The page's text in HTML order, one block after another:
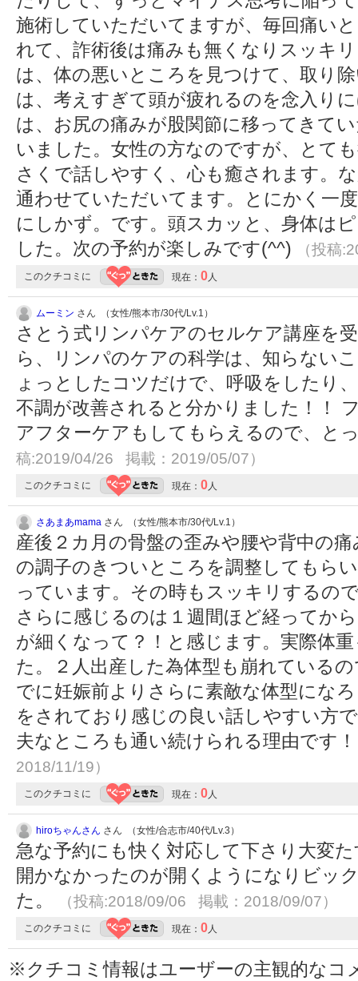
施術していただいてますが、毎回痛い
れて、詐術後は痛みも無くなりスッキ
は、体の悪いところを見つけて、取り
は、考えすぎて頭が疲れるのを念入り
は、お尻の痛みが股関節に移ってきて
いました。女性の方なのですが、とて
さくで話しやすく、心も癒されます。
通わせていただいてます。とにかく一
にしかず。です。頭スカッと、身体は
した。次の予約が楽しみです(^^)
（投稿
このクチコミに 現在： 0人
ムーミン さん （女性/熊本市/30代/Lv.1）
さとう式リンパケアのセルケア講座を
ら、リンパのケアの科学は、知らない
ょっとしたコツだけで、呼吸をしたり
不調が改善されると分かりました！！
アフターケアもしてもらえるので、と
稿:2019/04/26 掲載：2019/05/07）
このクチコミに 現在： 0人
さあまあmama さん （女性/熊本市/30代/Lv.1）
産後２カ月の骨盤の歪みや腰や背中の
の調子のきついところを調整してもら
っています。その時もスッキリするの
さらに感じるのは１週間ほど経ってか
が細くなって？！と感じます。実際体
た。２人出産した為体型も崩れている
でに妊娠前よりさらに素敵な体型にな
をされており感じの良い話しやすい方
夫なところも通い続けられる理由です
2018/11/19）
このクチコミに 現在： 0人
hiroちゃんさん さん （女性/合志市/40代/Lv.3）
急な予約にも快く対応して下さり大変
開かなかったのが開くようになりビッ
た。
（投稿:2018/09/06 掲載：2018/09/07）
このクチコミに 現在： 0人
※クチコミ情報はユーザーの主観的なコ